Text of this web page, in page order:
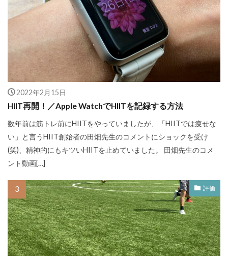
2022年2月15日
HIIT再開！／Apple WatchでHIITを記録する方法
数年前は筋トレ前にHIITをやっていましたが、「HIITでは痩せな
い」と言うHIIT創始者の田畑先生のコメントにショックを受け
(笑)、精神的にもキツいHIITを止めていました。 田畑先生のコメ
ント動画[…]
評価